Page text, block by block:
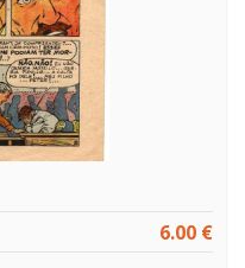
6.00 €